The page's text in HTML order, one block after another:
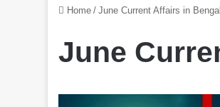
Home / June Current Affairs in
June